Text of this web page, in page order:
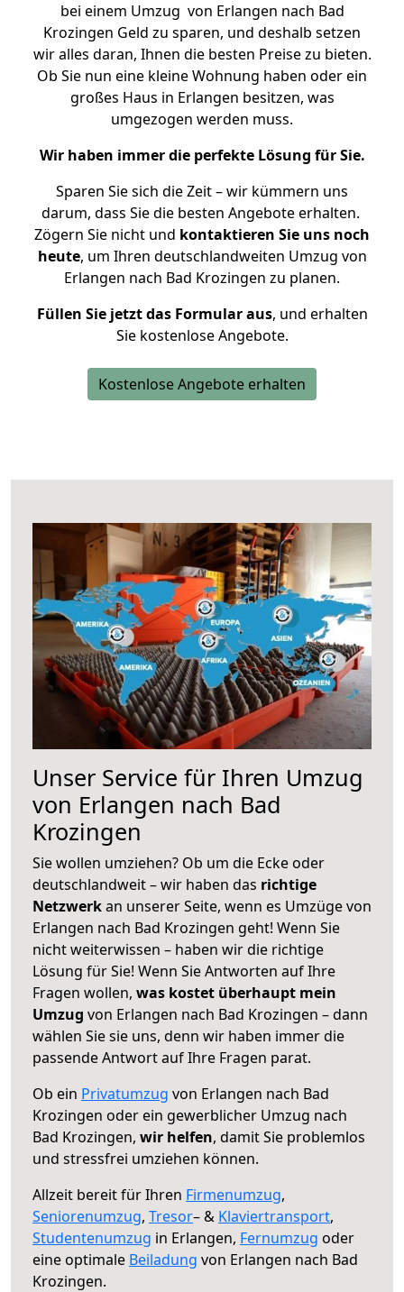
bei einem Umzug von Erlangen nach Bad
Krozingen Geld zu sparen, und deshalb setzen
wir alles daran, Ihnen die besten Preise zu bieten.
Ob Sie nun eine kleine Wohnung haben oder ein
großes Haus in Erlangen besitzen, was
umgezogen werden muss.
Wir haben immer die perfekte Lösung für Sie.
Sparen Sie sich die Zeit – wir kümmern uns
darum, dass Sie die besten Angebote erhalten.
Zögern Sie nicht und kontaktieren Sie uns noch
heute, um Ihren deutschlandweiten Umzug von
Erlangen nach Bad Krozingen zu planen.
Füllen Sie jetzt das Formular aus, und erhalten
Sie kostenlose Angebote.
Kostenlose Angebote erhalten
Unser Service für Ihren Umzug
von Erlangen nach Bad
Krozingen
Sie wollen umziehen? Ob um die Ecke oder
deutschlandweit – wir haben das richtige
Netzwerkan unserer Seite, wenn es Umzüge von
Erlangen nach Bad Krozingen geht! Wenn Sie
nicht weiterwissen – haben wir die richtige
Lösung für Sie! Wenn Sie Antworten auf Ihre
Fragen wollen, was kostet überhaupt mein
Umzug von Erlangen nach Bad Krozingen – dann
wählen Sie sie uns, denn wir haben immer die
passende Antwort auf Ihre Fragen parat.
Ob ein Privatumzug von Erlangen nach Bad
Krozingen oder ein gewerblicher Umzug nach
Bad Krozingen, wir helfen, damit Sie problemlos
und stressfrei umziehen können.
Allzeit bereit für Ihren Firmenumzug,
Seniorenumzug, Tresor– & Klaviertransport,
Studentenumzug in Erlangen, Fernumzug oder
eine optimale Beiladung von Erlangen nach Bad
Krozingen.